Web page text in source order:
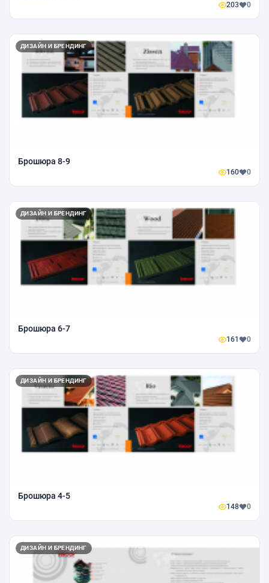
203 0
ДИЗАЙН И БРЕНДИНГ
Брошюра 8-9
160 0
ДИЗАЙН И БРЕНДИНГ
Брошюра 6-7
161 0
ДИЗАЙН И БРЕНДИНГ
Брошюра 4-5
148 0
ДИЗАЙН И БРЕНДИНГ